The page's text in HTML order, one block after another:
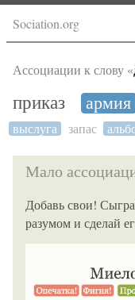
Sociation.org
Ассоциации к слову «
приказ армия
выслуга
запас
Мало
Добавь свои!
разумом и сделай